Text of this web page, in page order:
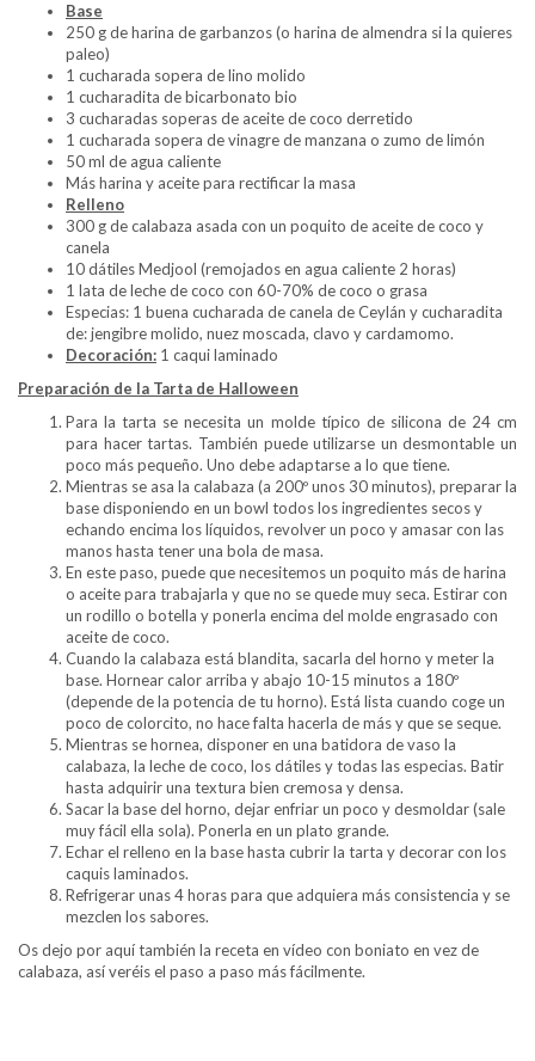
Base
250 g de harina de garbanzos (o harina de almendra si la quieres
paleo)
1 cucharada sopera de lino molido
1 cucharadita de bicarbonato bio
3 cucharadas soperas de aceite de coco derretido
1 cucharada sopera de vinagre de manzana o zumo de limón
50 ml de agua caliente
Más harina y aceite para rectificar la masa
Relleno
300 g de calabaza asada con un poquito de aceite de coco y
canela
10 dátiles Medjool (remojados en agua caliente 2 horas)
1 lata de leche de coco con 60-70% de coco o grasa
Especias: 1 buena cucharada de canela de Ceylán y cucharadita
de: jengibre molido, nuez moscada, clavo y cardamomo.
Decoración: 1 caqui laminado
Preparación de la Tarta de Halloween
Para la tarta se necesita un molde típico de silicona de 24 cm
para hacer tartas. También puede utilizarse un desmontable un
poco más pequeño. Uno debe adaptarse a lo que tiene.
Mientras se asa la calabaza (a 200º unos 30 minutos), preparar la
base disponiendo en un bowl todos los ingredientes secos y
echando encima los líquidos, revolver un poco y amasar con las
manos hasta tener una bola de masa.
En este paso, puede que necesitemos un poquito más de harina
o aceite para trabajarla y que no se quede muy seca. Estirar con
un rodillo o botella y ponerla encima del molde engrasado con
aceite de coco.
Cuando la calabaza está blandita, sacarla del horno y meter la
base. Hornear calor arriba y abajo 10-15 minutos a 180º
(depende de la potencia de tu horno). Está lista cuando coge un
poco de colorcito, no hace falta hacerla de más y que se seque.
Mientras se hornea, disponer en una batidora de vaso la
calabaza, la leche de coco, los dátiles y todas las especias. Batir
hasta adquirir una textura bien cremosa y densa.
Sacar la base del horno, dejar enfriar un poco y desmoldar (sale
muy fácil ella sola). Ponerla en un plato grande.
Echar el relleno en la base hasta cubrir la tarta y decorar con los
caquis laminados.
Refrigerar unas 4 horas para que adquiera más consistencia y se
mezclen los sabores.
Os dejo por aquí también la receta en vídeo con boniato en vez de
calabaza, así veréis el paso a paso más fácilmente.